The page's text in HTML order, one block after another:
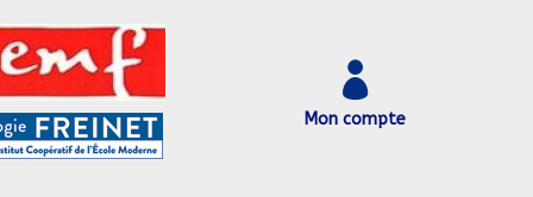

Mon compte